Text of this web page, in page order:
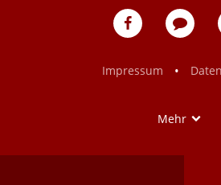
eventpeppers
Blog
Impressum
•
Mehr